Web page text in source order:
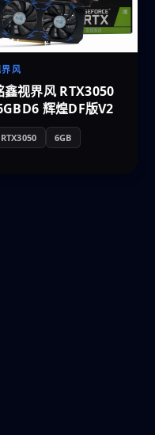
风
鑫视界风 RTX3050
辉煌DF版V2
RTX3050 6GB